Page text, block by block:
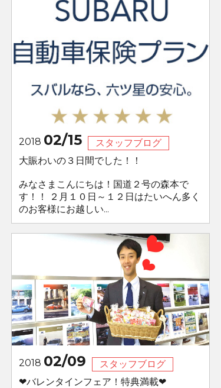
2018 02/15
スタッフブログ
大賑わいの３日間でした！！
みなさまこんにちは！国道２号の森本で
す！！ ２月１０日～１２日はたいへん多く
のお客様にお越しい...
2018 02/09
スタッフブログ
❤バレンタインフェア！特典満載❤